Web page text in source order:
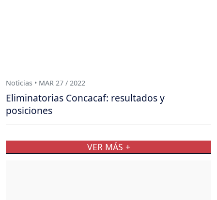
Noticias • MAR 27 / 2022
Eliminatorias Concacaf: resultados y
posiciones
VER MÁS +